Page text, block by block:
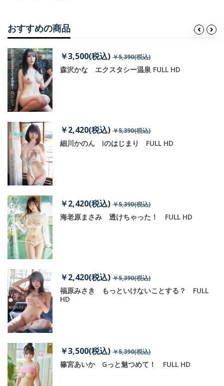
おすすめの商品
￥3,500(税込) ￥5,390(税込)
森沢かな エクスタシー温泉 FULL HD
￥2,420(税込) ￥5,390(税込)
細川かのん Iのはじまり FULL HD
￥2,420(税込) ￥5,390(税込)
海老原まさみ 透けちゃった！ FULL HD
￥2,420(税込) ￥5,390(税込)
福原みさき もっといけないことする？ FULL
HD
￥3,500(税込) ￥5,390(税込)
篠宮あいか Gっと魅つめて！ FULL HD